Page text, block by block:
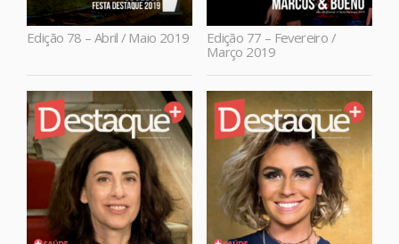
Edição 78 – Abril / Maio 2019
Edição 77 – Fevereiro /
Março 2019